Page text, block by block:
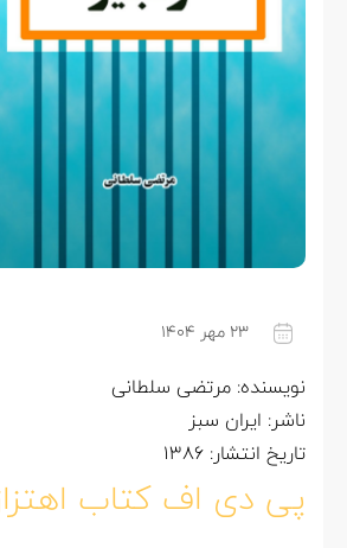
۲۳ مهر ۱۴۰۴
نویسنده: مرتضی سلطانی
ناشر: ایران سبز
تاریخ انتشار: 1386
پی دی اف کتاب